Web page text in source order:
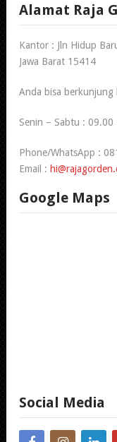
Alamat Raja
Kantor : Jln Hidup
Jawa Barat 15414
Anda bisa
Senin – Sabtu : 09.00
Phone/WhatsApp :
Email :
Google Maps
Social Media